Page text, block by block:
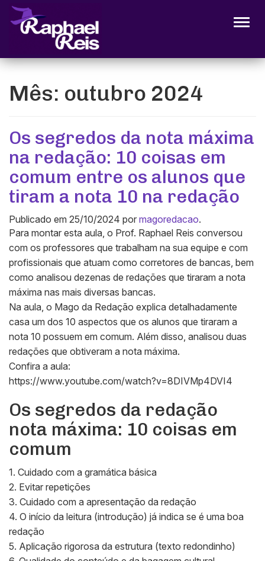
Mês: outubro 2024
Os segredos da nota máxima
na redação: 10 coisas em
comum entre os alunos que
tiram a nota 10 na redação
Publicado em 25/10/2024 por magoredacao.
Para montar esta aula, o Prof. Raphael Reis conversou
com os professores que trabalham na sua equipe e com
profissionais que atuam como corretores de bancas, bem
como analisou dezenas de redações que tiraram a nota
máxima nas mais diversas bancas.
Na aula, o Mago da Redação explica detalhadamente
casa um dos 10 aspectos que os alunos que tiraram a
nota 10 possuem em comum. Além disso, analisou duas
redações que obtiveram a nota máxima.
Confira a aula:
https://www.youtube.com/watch?v=8DIVMp4DVI4
Os segredos da redação
nota máxima: 10 coisas em
comum
1. Cuidado com a gramática básica
2. Evitar repetições
3. Cuidado com a apresentação da redação
4. O início da leitura (introdução) já indica se é uma boa
redação
5. Aplicação rigorosa da estrutura (texto redondinho)